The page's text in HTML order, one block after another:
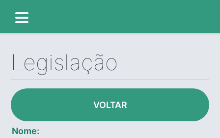
Legislação
VOLTAR
Nome: